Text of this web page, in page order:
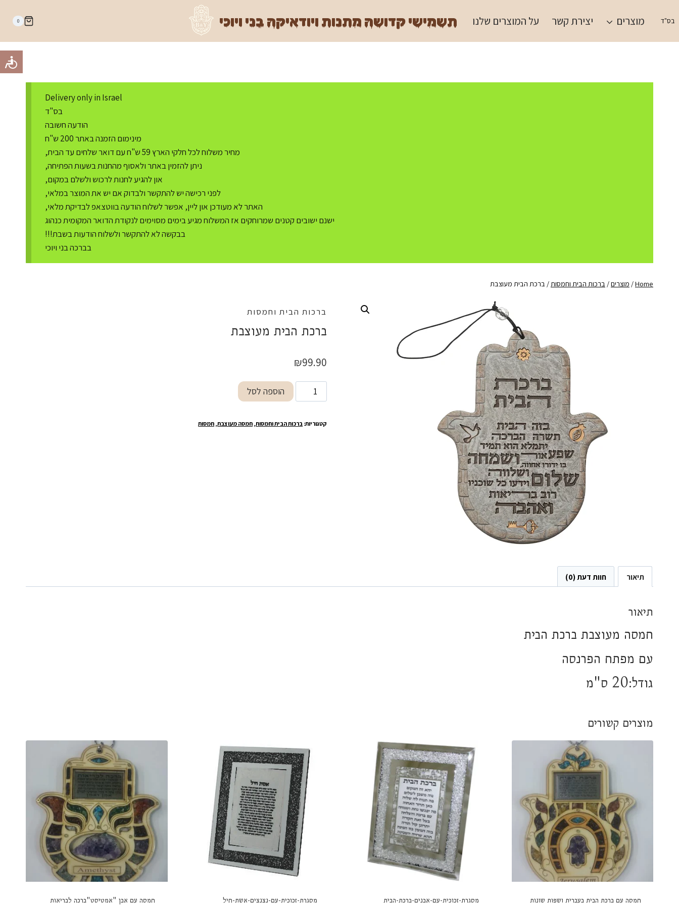
toבס"ד מוצרים יצירת קשר על המוצרים שלנו תשמישי קדושה מתנות ויודאיקה בני ויוכי 0
Delivery only in Israel
בס"ד
הודעה חשובה
מינימום הזמנה באתר 200 ש"ח
מחיר משלוח לכל חלקי הארץ 59 ש"ח עם דואר שלחים עד הבית,
ניתן להזמין באתר ולאסוף מהחנות בשעות הפתיחה,
און להגיע לחנות לרכוש ולשלם במקום,
לפני רכישה יש להתקשר ולבדוק אם יש את המוצר במלאי,
האתר לא מעודכן און ליין, אפשר לשלוח הודעה בווטצאפ לבדיקת מלאי,
ישנם ישובים קטנים שמרוחקים אז המשלוח מגיע בימים מסוימים לנקודת הדואר המקומית כנהוג
בבקשה לא להתקשר ולשלוח הודעות בשבת!!!
בברכה בני ויוכי
Home
/ מוצרים/ ברכות הבית וחמסות / ברכת הבית מעוצבת
ברכות הבית וחמסות
ברכת הבית מעוצבת
₪99.90
כמות
של
הבית
הוספה לסל
קטגוריות: ברכות הבית וחמסות, חמסה מעוצבת, חמסות
תיאור חוות דעת (0)
תיאור
חמסה מעוצבת ברכת הבית
עם מפתח הפרנסה
גודל:20 ס"מ
מוצרים קשורים
חמסה עם ברכת הבית בעברית ושפות שונות מסגרת-זכוכית-עם-אבנים-ברכת-הבית מסגרת-זכוכית-עם-נצנצים-אשת-חיל חמסה עם אבן "אמטיסט"ברכה לבריאות